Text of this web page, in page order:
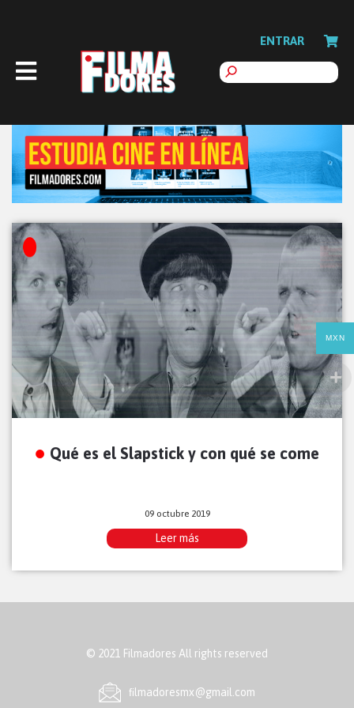
ENTRAR
Qué es el Slapstick y con qué se come
09 octubre 2019
Leer más
© 2021 Filmadores All rights reserved
ﬁlmadoresmx@gmail.com
MXN